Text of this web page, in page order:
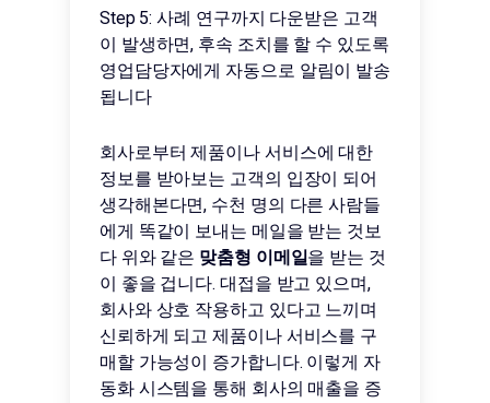
Step 5: 사례 연구까지 다운받은 고객
이 발생하면, 후속 조치를 할 수 있도록
영업담당자에게 자동으로 알림이 발송
됩니다
회사로부터 제품이나 서비스에 대한
정보를 받아보는 고객의 입장이 되어
생각해본다면, 수천 명의 다른 사람들
에게 똑같이 보내는 메일을 받는 것보
다 위와 같은 맞춤형 이메일을 받는 것
이 좋을 겁니다. 대접을 받고 있으며,
회사와 상호 작용하고 있다고 느끼며
신뢰하게 되고 제품이나 서비스를 구
매할 가능성이 증가합니다. 이렇게 자
동화 시스템을 통해 회사의 매출을 증